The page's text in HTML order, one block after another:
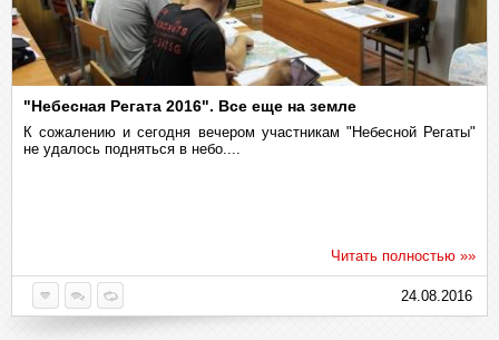
"Небесная Регата 2016". Все еще на земле
К сожалению и сегодня вечером участникам "Небесной Регаты"
не удалось подняться в небо....
Читать полностью »»
24.08.2016